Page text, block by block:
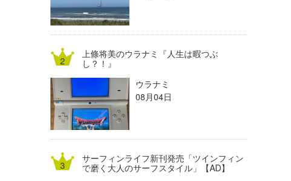
大野”MAR”修聖
喜納海人
H
KID
KOBU
KY
MIN
mitz
OYZ
上條将美のウラナミ『人生は暇つぶ
し？！』
ウラナミ
08月04日
サーフィンライフ新刊発売「ツインフィン
で磨く大人のサーフスタイル」【AD】